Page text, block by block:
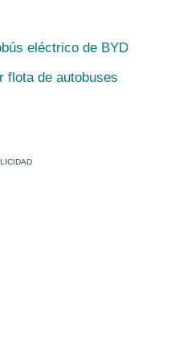
eléctrico de BYD
flota de autobuses